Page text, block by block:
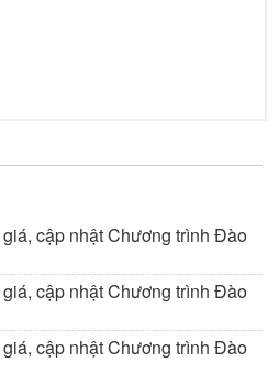
cập nhật Chương trình Đào
cập nhật Chương trình Đào
cập nhật Chương trình Đào